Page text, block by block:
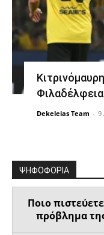
Φιλαδέλφεια
Dekeleias Team - 9
ΨΗΦΟΦΟΡΙΑ
Ποιο
πρόβλημα